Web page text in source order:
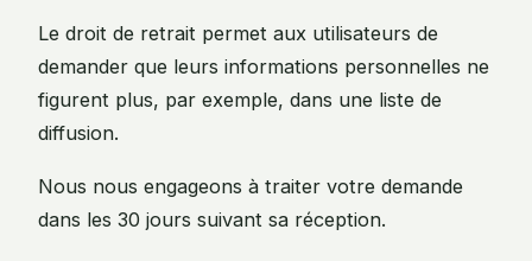
Le droit de retrait permet aux utilisateurs de
demander que leurs informations personnelles ne
figurent plus, par exemple, dans une liste de
diffusion.
Nous nous engageons à traiter votre demande
dans les 30 jours suivant sa réception.